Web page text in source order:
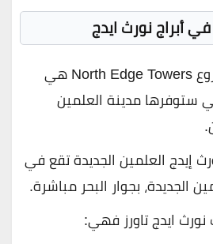
أبراج نورث ايدج
الخدمات في مشروع North Edge Towers هي
ستوفرها مدينة العلمين
إيدج العلمين الجديدة تقع في
الجديدة، بجوار البحر مباشرة.
نورث ايدج تاورز فهي: